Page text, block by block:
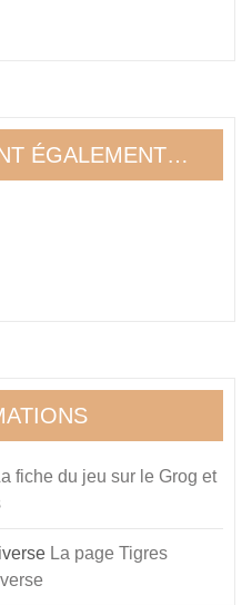
ÉGALEMENT…
fiche du jeu sur le Grog et
La page Tigres